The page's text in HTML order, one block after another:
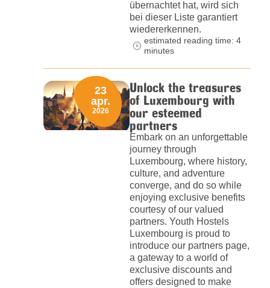
übernachtet hat, wird sich
bei dieser Liste garantiert
wiedererkennen.
estimated reading time: 4
minutes
Unlock the treasures
of Luxembourg with
our esteemed
partners
Embark on an unforgettable
journey through
Luxembourg, where history,
culture, and adventure
converge, and do so while
enjoying exclusive benefits
courtesy of our valued
partners. Youth Hostels
Luxembourg is proud to
introduce our partners page,
a gateway to a world of
exclusive discounts and
offers designed to make
23
apr.
2026